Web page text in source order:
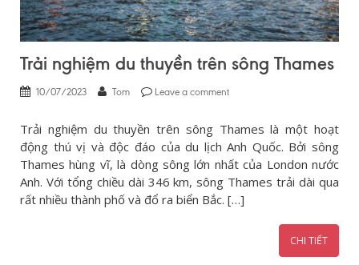
Trải nghiệm du thuyền trên sông Thames
10/07/2023 Tom Leave a comment
Trải nghiệm du thuyền trên sông Thames là một hoạt
động thú vị và độc đáo của du lịch Anh Quốc. Bởi sông
Thames hùng vĩ, là dòng sông lớn nhất của London nước
Anh. Với tổng chiều dài 346 km, sông Thames trải dài qua
rất nhiều thành phố và đổ ra biển Bắc. […]
CHI TIẾT